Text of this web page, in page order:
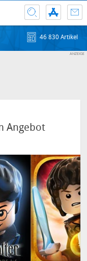
46 830 Artikel
Angebot